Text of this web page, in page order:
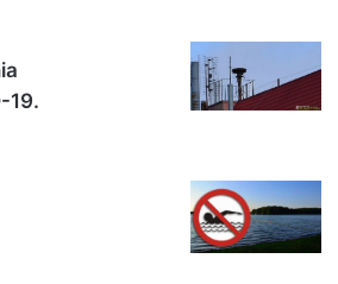
19.